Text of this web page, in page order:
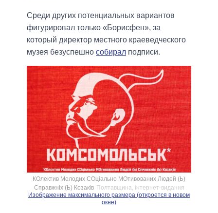
Среди других потенциальных вариантов
фигурировал только «Борисфен», за
который директор местного краеведческого
музея безуспешно собирал подписи.
КОлектив Молодих СОціально МОтивованих Людей (Ь)
Справжніх (Ь) Козаків Полтавщина, інтернет-видання
Изображение максимального размера (откроется в новом
окне)